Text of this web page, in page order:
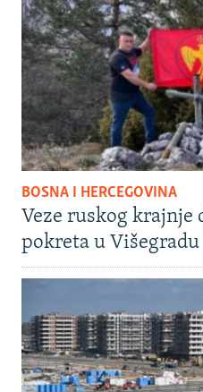
BOSNA I HERCEGOVINA
Veze ruskog krajnje
pokreta u Višegradu